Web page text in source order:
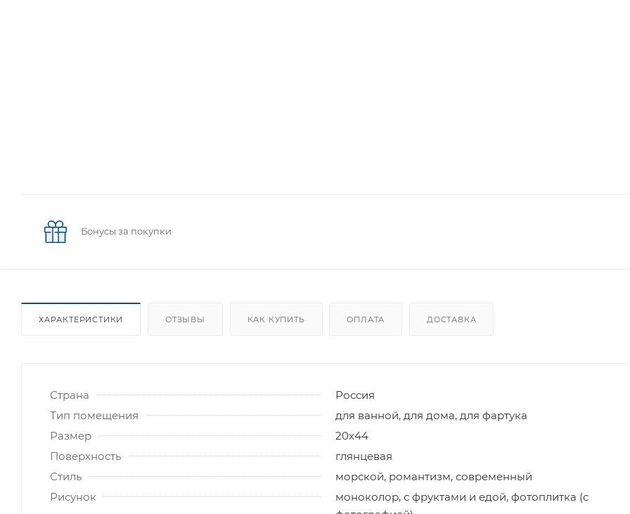
Бонусы за покупки
ХАРАКТЕРИСТИКИ ОТЗЫВЫ КАК КУПИТЬ ОПЛАТА ДОСТАВКА
Страна
Россия
Тип помещения
для ванной, для дома, для фартука
Размер
20x44
Поверхность
глянцевая
Стиль
морской, романтизм, современный
Рисунок
моноколор, с фруктами и едой, фотоплитка (с